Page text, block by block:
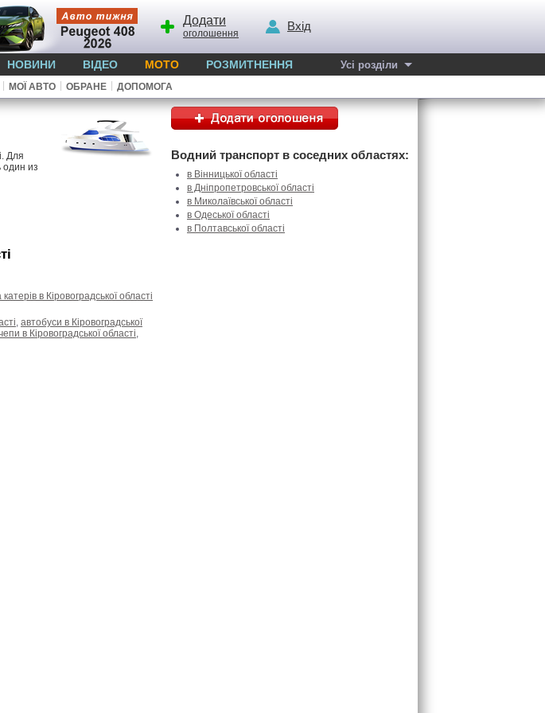
Додати
оголошення
Вхід
НОВИНИ ВІДЕО МОТО РОЗМИТНЕННЯ Усі розділи
МОЇ АВТО ОБРАНЕ ДОПОМОГА
Для
один из
в Кіровоградської області
, автобуси в Кіровоградської
в Кіровоградської області,
Водний транспорт в соседних областях:
в Вінницької області
в Дніпропетровської області
в Миколаївської області
в Одеської області
в Полтавської області